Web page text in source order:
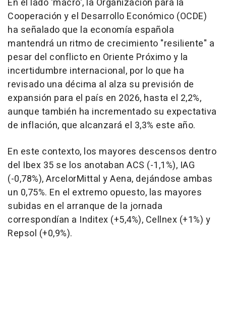
En el lado 'macro', la Organización para la
Cooperación y el Desarrollo Económico (OCDE)
ha señalado que la economía española
mantendrá un ritmo de crecimiento "resiliente" a
pesar del conflicto en Oriente Próximo y la
incertidumbre internacional, por lo que ha
revisado una décima al alza su previsión de
expansión para el país en 2026, hasta el 2,2%,
aunque también ha incrementado su expectativa
de inflación, que alcanzará el 3,3% este año.
En este contexto, los mayores descensos dentro
del Ibex 35 se los anotaban ACS (-1,1%), IAG
(-0,78%), ArcelorMittal y Aena, dejándose ambas
un 0,75%. En el extremo opuesto, las mayores
subidas en el arranque de la jornada
correspondían a Inditex (+5,4%), Cellnex (+1%) y
Repsol (+0,9%).